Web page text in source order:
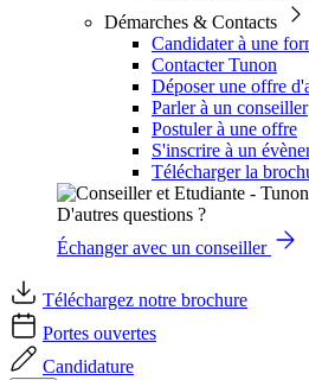
Démarches & Contacts
Candidater à une
Contacter Tunon
Déposer une offre
Parler à un conseiller
Postuler à une offre
S'inscrire à un
Télécharger la
D'autres questions ?
Échanger avec un conseiller
Téléchargez notre brochure
Portes ouvertes
Candidature